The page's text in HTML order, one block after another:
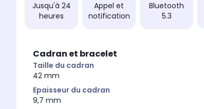
Jusqu'à 24
heures
Appel et
notification
Bluetooth
5.3
Cadran et bracelet
Taille du cadran
42 mm
Epaisseur du cadran
9,7 mm